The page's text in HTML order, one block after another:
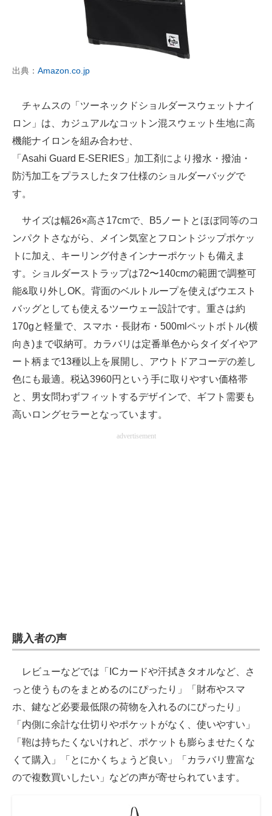
出典： Amazon.co.jp
チャムスの「ツーネックドショルダースウェットナイ
ロン」は、カジュアルなコットン混スウェット生地に高
機能ナイロンを組み合わせ、
「Asahi Guard E‑SERIES」加工剤により撥水・撥油・
防汚加工をプラスしたタフ仕様のショルダーバッグで
す。
サイズは幅26×高さ17cmで、B5ノートとほぼ同等のコ
ンパクトさながら、メイン気室とフロントジップポケッ
トに加え、キーリング付きインナーポケットも備えま
す。ショルダーストラップは72〜140cmの範囲で調整可
能&取り外しOK。背面のベルトループを使えばウエスト
バッグとしても使えるツーウェー設計です。重さは約
170gと軽量で、スマホ・長財布・500mlペットボトル(横
向き)まで収納可。カラバリは定番単色からタイダイやア
ート柄まで13種以上を展開し、アウトドアコーデの差し
色にも最適。税込3960円という手に取りやすい価格帯
と、男女問わずフィットするデザインで、ギフト需要も
高いロングセラーとなっています。
advertisement
購入者の声
レビューなどでは「ICカードや汗拭きタオルなど、さ
っと使うものをまとめるのにぴったり」「財布やスマ
ホ、鍵など必要最低限の荷物を入れるのにぴったり」
「内側に余計な仕切りやポケットがなく、使いやすい」
「鞄は持ちたくないけれど、ポケットも膨らませたくな
くて購入」「とにかくちょうど良い」「カラバリ豊富な
ので複数買いしたい」などの声が寄せられています。